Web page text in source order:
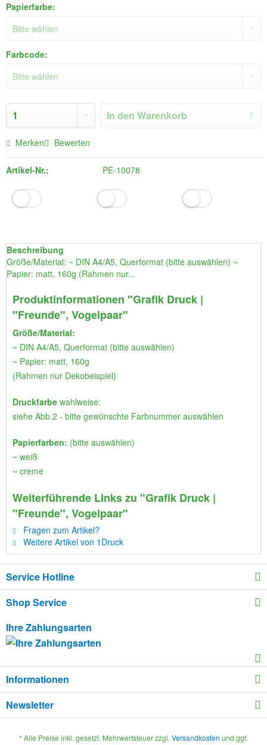
Papierfarbe:
Farbcode:
In den Warenkorb
Merken Bewerten
Artikel-Nr.: PE-10078
Beschreibung
Größe/Material: ~ DIN A4/A5, Querformat (bitte auswählen) ~
Papier: matt, 160g (Rahmen nur...
Produktinformationen "Grafik Druck |
"Freunde", Vogelpaar"
Größe/Material:
~ DIN A4/A5, Querformat (bitte auswählen)
~ Papier: matt, 160g
(Rahmen nur Dekobeispiel)
Druckfarbe wahlweise:
siehe Abb.2 - bitte gewünschte Farbnummer auswählen
Papierfarben: (bitte auswählen)
~ weiß
~ creme
Weiterführende Links zu "Grafik Druck |
"Freunde", Vogelpaar"
Fragen zum Artikel?
Weitere Artikel von 1Druck
Service Hotline
Shop Service
Ihre Zahlungsarten
Informationen
Newsletter
* Alle Preise inkl. gesetzl. Mehrwertsteuer zzgl. Versandkosten und ggf.